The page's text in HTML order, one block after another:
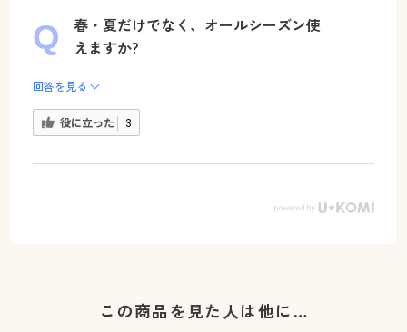
春・夏だけでなく、オールシーズン使
えますか?
回答を見る
役に立った 3
この商品を見た人は他に…